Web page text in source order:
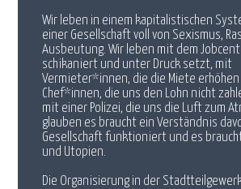
Wir leben in einem kapitalistischen
einer Gesellschaft voll von Sexismus,
Ausbeutung. Wir leben mit dem
schikaniert und unter Druck setzt, mit
Vermieter*innen, die die Miete erhöhen
Chef*innen, die uns den Lohn nicht
mit einer Polizei, die uns die Luft zum
glauben es braucht ein Verständnis
Gesellschaft funktioniert und es
und Utopien.
Die Organisierung in der